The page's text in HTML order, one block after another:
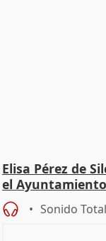
Elisa Pérez de
el
Sonido